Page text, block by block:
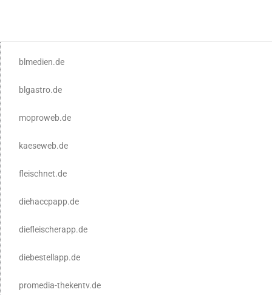
blmedien.de
blgastro.de
moproweb.de
kaeseweb.de
fleischnet.de
diehaccpapp.de
diefleischerapp.de
diebestellapp.de
promedia-thekentv.de